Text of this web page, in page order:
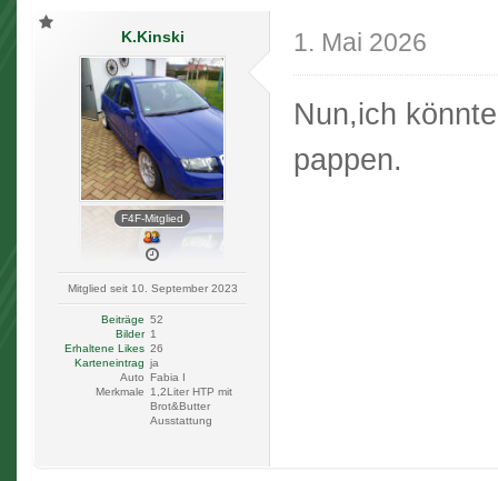
K.Kinski
F4F-Mitglied
Mitglied seit 10. September 2023
Beiträge 52
Bilder 1
Erhaltene Likes 26
Karteneintrag ja
Auto
Fabia I
Merkmale 1,2Liter HTP mit
Brot&Butter
Ausstattung
1. Mai 2026
Nun,ich
pappen.